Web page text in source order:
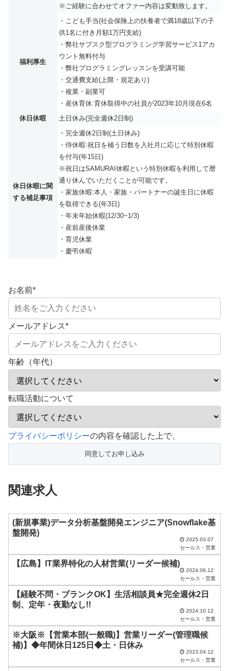
※ご経験に合わせてオファー内容は変動致します。
福利厚生
・こども手当(社会保険上の扶養者で満18歳以下の子
供1名に付き月額1万円支給)
・弊社サブスク型プログラミング学習サービス1アカ
ウント無料付与
・弊社プログラミングレッスンを受講可能
・交通費支給(上限・規定あり)
・複業・副業可
・産休育休:育休取得中の社員が2023年10月現在6名
休日休暇
土日休み(完全週休2日制)
休日休暇に関
する補足事項
・完全週休2日制(土日休み)
・侍休暇:祝日を補う日数を入社月に応じて特別休暇
を付与(年15日)
※祝日はSAMURAI休暇という特別休暇を利用して暦
通り休んでいただくことが可能です。
・家族休暇:本人・家族・パートナーの誕生日に休暇
を取得できる(年3日)
・年末年始休暇(12/30~1/3)
・産前産後休業
・育児休業
・慶弔休暇
お名前*
メールアドレス*
年齢（年代）
転職活動について
こ
フ
ー
ド
は
に
て
く
だ
プライバシーポリシーの内容を確認した上で、
関連求人
(新規事業)データ分析基盤開発エンジニア(Snowflake基
盤開発)
2025.03.07
セールス・営業
【広島】IT業界特化の人材営業(リーダー候補)
2024.06.12
セールス・営業
【経験不問・ブランクOK】生活相談員★完全週休2日
制、定年・夜勤なし!!
2024.10.12
セールス・営業
※大阪※【営業本部(一般職)】営業リーダー(管理職候
補)】◆年間休日125日◆土・日休み
2023.04.12
セールス・営業